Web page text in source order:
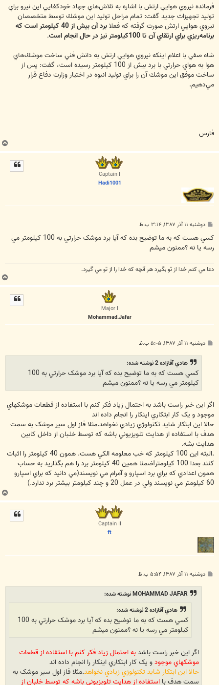
فرمانده نيروي هوايي ارتش با اشاره به تلاش‌هاي جهاد خودكفايي اين نيرو براي
توليد تجهيزات جديد گفت: تمام مراحل توليد اين موشك توسط متخصصان
نيروي هوايي ارتش صورت گرفته كه فعلا
برد آن بيش از 40 كيلومتر است كه
برنامه‌ريزي براي ارتقاي آن تا 100كيلومتر نيز در حال انجام است
.
شاه صفي با اعلام اينكه نيروي هوايي ارتش به دانش فني ساخت موشك‌هاي
هوا به هواي حرارتي با برد بيش از 100 كيلومتر رسيده است، گفت: پس از
ساخت موفق اين موشك آن را براي توليد انبوه در اختيار وزارت دفاع قرار
مي‌دهيم.
فارس
ب
ا
Captain I
Hadi1001
پ
ت
دوشنبه ۱۱ آذر ۱۳۸۷, ۳:۱۴ ب.ظ
کسي هست که به ما توضيح بده که آيا برد موشک حرارتي به 100 کيلومتر مي
رسه يا نه ؟ممنون ميشم
دعا مي كنم خدا از تو بگيرد هر آنچه كه خدا را از تو مي گيرد.
ب
ا
Major I
Mohammad.Jafar
پ دوشنبه ۱۱ آذر ۱۳۸۷, ۵:۰۵ ب.ظ
هادي آقازاده 2 نوشته شده:
کسي هست که به ما توضيح بده که آيا برد موشک حرارتي به 100
کيلومتر مي رسه يا نه ؟ممنون ميشم
اگر اين خبر راست باشد به احتمال زياد فکر کنم با استفاده از قطعات موشکهاي
موجود و يک کار ابتکاري اينکار را انجام داده اند
حالا اين ابتکار شايد تکنولوژي زيادي نخواهد.مثلا فاز اول سير موشک به سمت
هدف با استفاده از هدايت تلويزيوني باشه که توسط خلبان از داخل کابين
هدايت بشه.
.البته اين 100 کيلومتر که خب معلومه الکي هست. همون 40 کيلومتر را اثبات
کنند بعدا 100 کيلومتر!ضمنا همين 40 کيلومتر برد را هم بگذاريد به حساب
همون اعدادي که براي برد اسپارو و آمرام مي نويسند(مي دانيد که براي اسپارو
60 کيلومتر مي نويسند ولي در عمل 20 و چند کيلومتر بيشتر برد ندارد.)
ب
ا
Captain II
ft
پ دوشنبه ۱۱ آذر ۱۳۸۷, ۵:۵۴ ب.ظ
MOHAMMAD JAFAR نوشته شده:
هادي آقازاده 2 نوشته شده:
کسي هست که به ما توضيح بده که آيا برد موشک حرارتي به 100
کيلومتر مي رسه يا نه ؟ممنون ميشم
اگر اين خبر راست باشدبه احتمال زياد فکر کنم با استفاده از قطعات
موشکهاي موجودو يک کار ابتکاري اينکار را انجام داده اند
حالا اين ابتکار شايد تکنولوژي زيادي نخواهد.مثلا فاز اول سير موشک به
سمت هدف با استفاده از هدايت تلويزيوني باشه که توسط خلبان از